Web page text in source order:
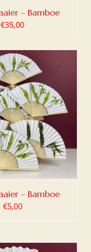
– Bamboe
€35,00
– Bamboe
€5,00